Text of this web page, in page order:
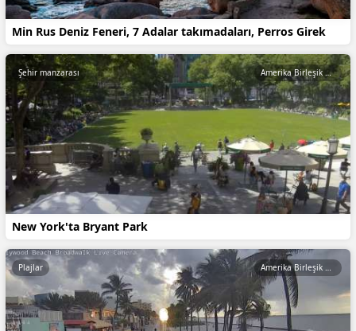
Min Rus Deniz Feneri, 7 Adalar takımadaları, Perros Girek
New York'ta Bryant Park
Şehir manzarası Amerika Birleşik Devletleri
Plajlar Amerika Birleşik Devletleri